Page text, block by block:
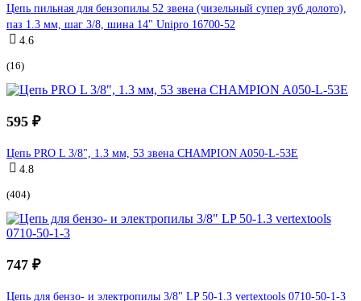
Цепь пильная для бензопилы 52 звена (чизельный супер зуб долото),
паз 1.3 мм, шаг 3/8, шина 14" Unipro 16700-52
4.6
(16)
595 ₽
Цепь PRO L 3/8", 1.3 мм, 53 звена CHAMPION A050-L-53E
4.8
(404)
747 ₽
Цепь для бензо- и электропилы 3/8" LP 50-1.3 vertextools 0710-50-1-3